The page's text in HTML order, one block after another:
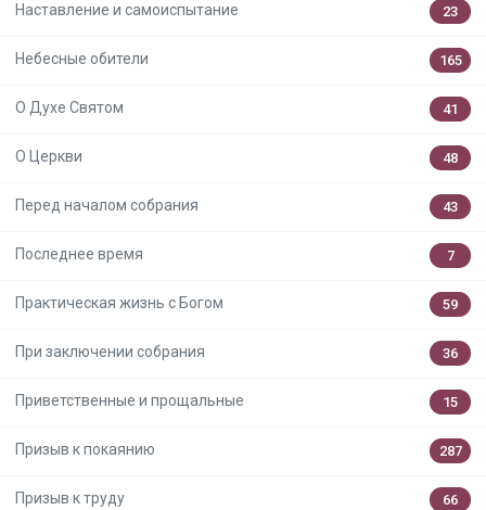
Наставление и самоиспытание 23
Небесные обители 165
О Духе Святом 41
О Церкви 48
Перед началом собрания 43
Последнее время 7
Практическая жизнь с Богом 59
При заключении собрания 36
Приветственные и прощальные 15
Призыв к покаянию 287
Призыв к труду 66